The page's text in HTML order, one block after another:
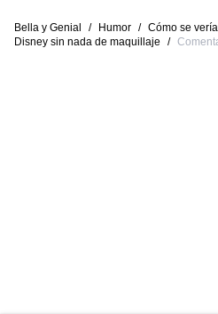
Bella y Genial / Humor / Cómo se
Disney sin nada de maquillaje
/